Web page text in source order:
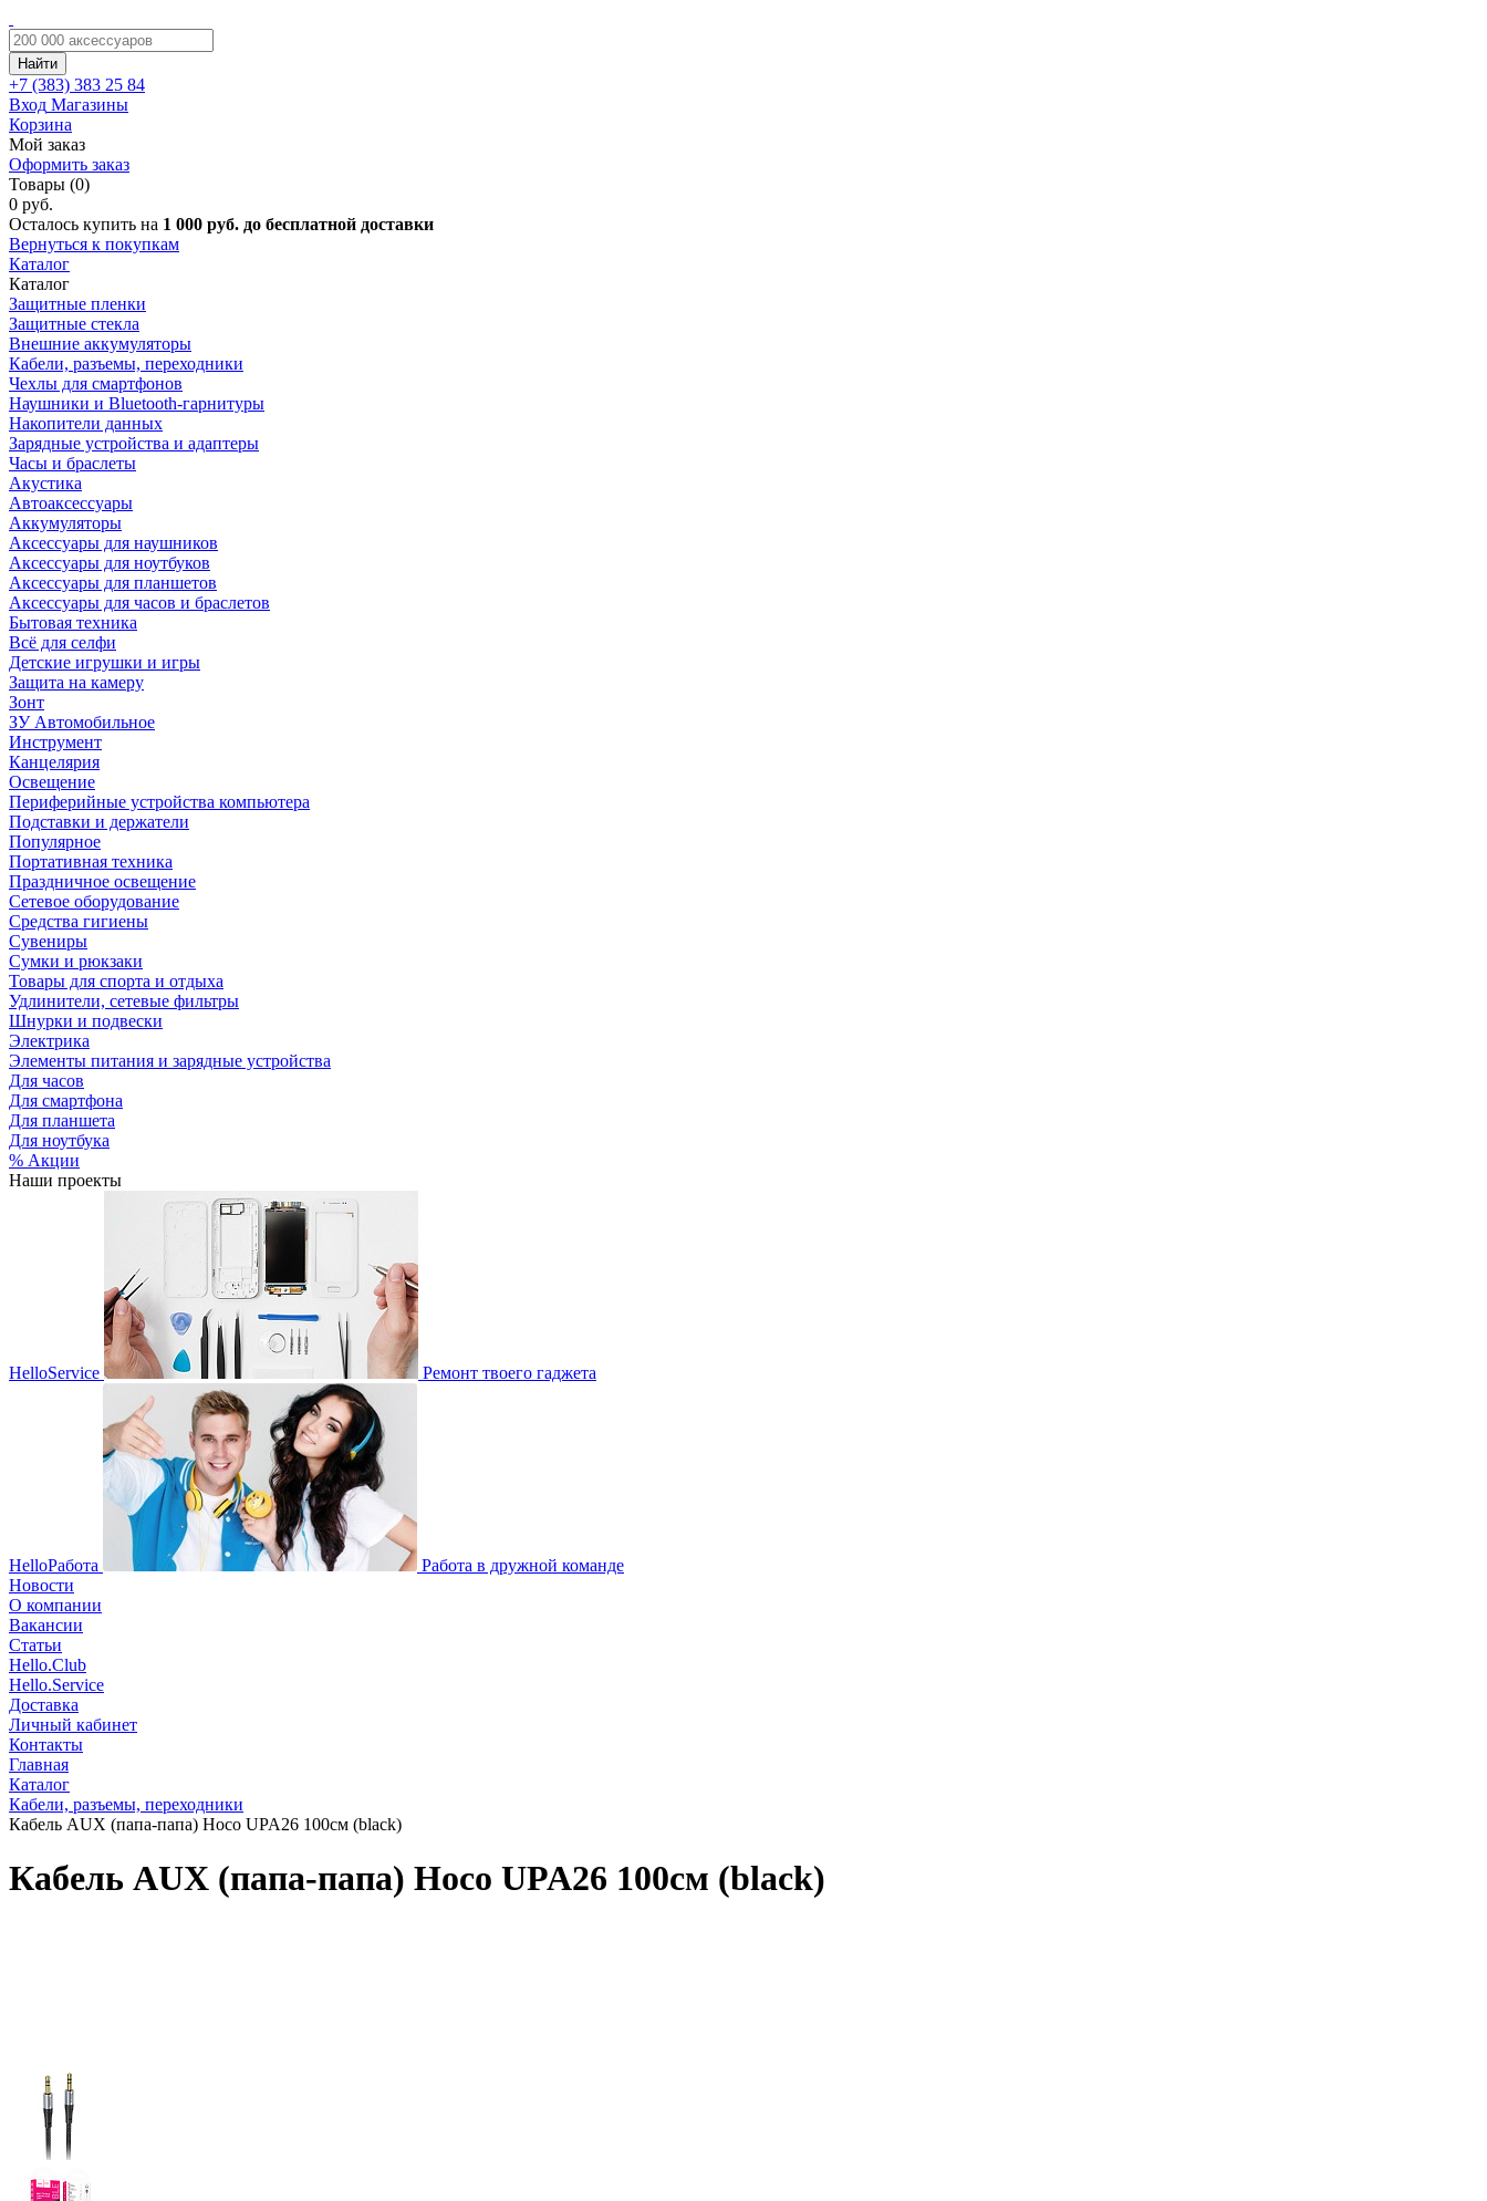
Найти
+7 (383) 383 25 84
Вход Магазины
Корзина
Мой заказ
Оформить заказ
Товары (0)
0 руб.
Осталось купить на 1 000 руб. до бесплатной доставки
Вернуться к покупкам
Каталог
Каталог
Защитные пленки
Защитные стекла
Внешние аккумуляторы
Кабели, разъемы, переходники
Чехлы для смартфонов
Наушники и Bluetooth-гарнитуры
Накопители данных
Зарядные устройства и адаптеры
Часы и браслеты
Акустика
Автоаксессуары
Аккумуляторы
Аксессуары для наушников
Аксессуары для ноутбуков
Аксессуары для планшетов
Аксессуары для часов и браслетов
Бытовая техника
Всё для селфи
Детские игрушки и игры
Защита на камеру
Зонт
ЗУ Автомобильное
Инструмент
Канцелярия
Освещение
Периферийные устройства компьютера
Подставки и держатели
Популярное
Портативная техника
Праздничное освещение
Сетевое оборудование
Средства гигиены
Сувениры
Сумки и рюкзаки
Товары для спорта и отдыха
Удлинители, сетевые фильтры
Шнурки и подвески
Электрика
Элементы питания и зарядные устройства
Для часов
Для смартфона
Для планшета
Для ноутбука
% Акции
Наши проекты
HelloService Ремонт твоего гаджета
HelloРабота
Работа в дружной команде
Новости
О компании
Вакансии
Статьи
Hello.Club
Hello.Service
Доставка
Личный кабинет
Контакты
Главная
Каталог
Кабели, разъемы, переходники
Кабель AUX (папа-папа) Hoco UPA26 100см (black)
Кабель AUX (папа-папа) Hoco UPA26 100см (black)